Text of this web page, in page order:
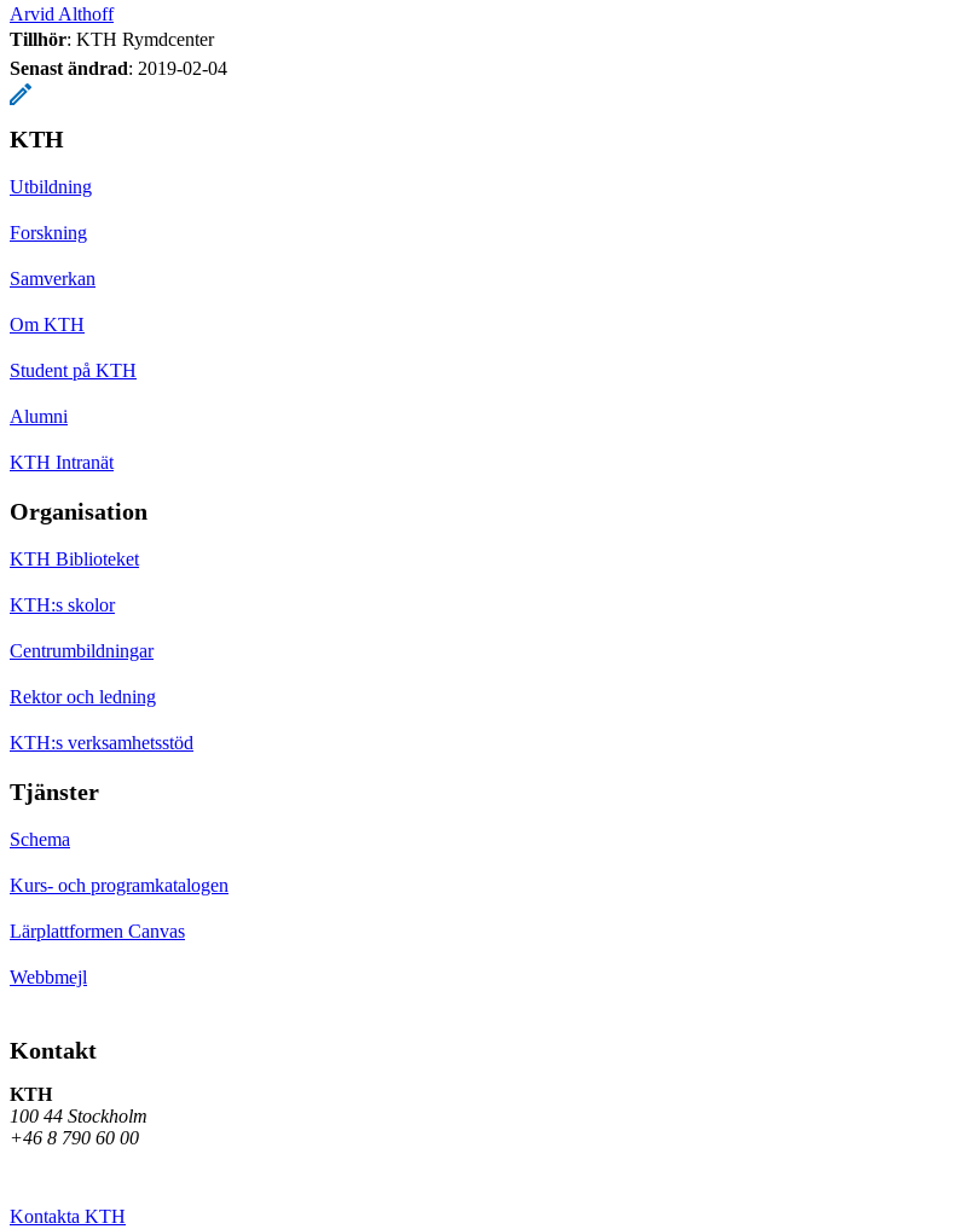
Arvid Althoff
Tillhör: KTH Rymdcenter
Senast ändrad: 2019-02-04
KTH
Utbildning
Forskning
Samverkan
Om KTH
Student på KTH
Alumni
KTH Intranät
Organisation
KTH Biblioteket
KTH:s skolor
Centrumbildningar
Rektor och ledning
KTH:s verksamhetsstöd
Tjänster
Schema
Kurs- och programkatalogen
Lärplattformen Canvas
Webbmejl
Kontakt
KTH
100 44 Stockholm
+46 8 790 60 00
Kontakta KTH